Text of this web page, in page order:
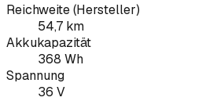
Reichweite (Hersteller)
54,7 km
Akkukapazität
368 Wh
Spannung
36 V